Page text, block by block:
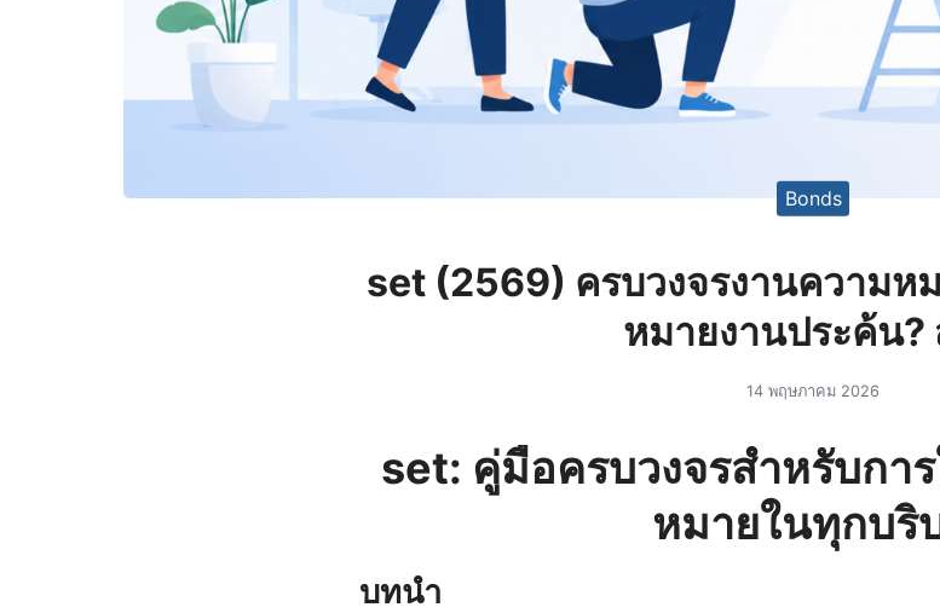
Bonds
set (2569) ครบวงจรงานความห
หมายงานประค้น?
14 พฤษภาคม 2026
set: คู่มือครบวงจรสำหรับกา
หมายในทุกบริ
บทนำ